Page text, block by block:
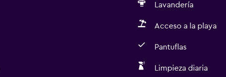
Lavandería
Acceso a la playa
Pantuflas
Limpieza diaria